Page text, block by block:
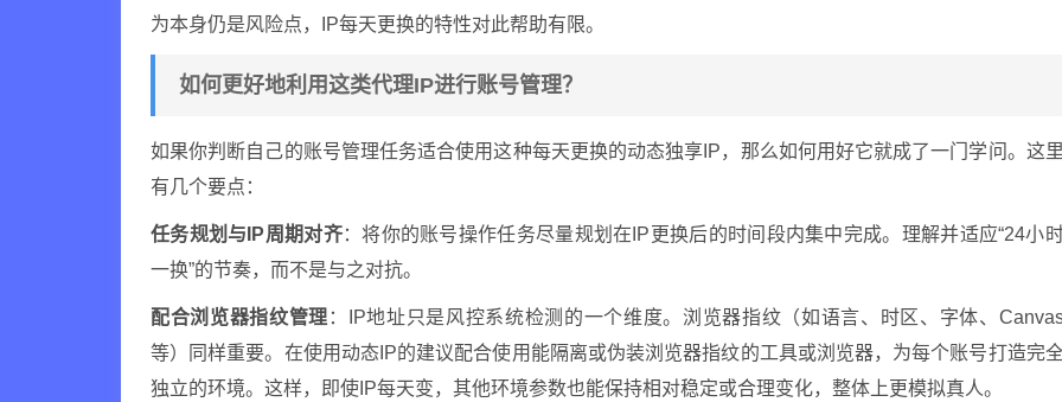
为本身仍是风险点，IP每天更换的特性对此帮助有限。
如何更好地利用这类代理IP进行账号管理？
如果你判断自己的账号管理任务适合使用这种每天更换的动态独享IP，那么如何用好它就成了一门学问。这里
有几个要点：
任务规划与IP周期对齐：将你的账号操作任务尽量规划在IP更换后的时间段内集中完成。理解并适应“24小
一换”的节奏，而不是与之对抗。
配合浏览器指纹管理 ：IP地址只是风控系统检测的一个维度。浏览器指纹（如语言、时区、字体、
等）同样重要。在使用动态IP的建议配合使用能隔离或伪装浏览器指纹的工具或浏览器，为每个账号打造完
独立的环境。这样，即使IP每天变，其他环境参数也能保持相对稳定或合理变化，整体上更模拟真人。